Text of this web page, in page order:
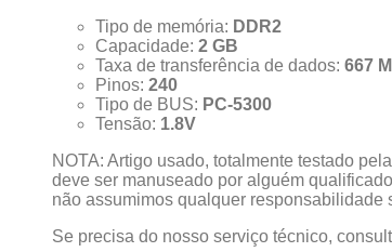
Tipo de memória: DDR2
Capacidade: 2 GB
Taxa de transferência de dados: 667
Pinos: 240
Tipo de BUS: PC-5300
Tensão: 1.8V
NOTA: Artigo usado, totalmente testado
deve ser manuseado por alguém
não assumimos qualquer responsabilidade
Se precisa do nosso serviço técnico,